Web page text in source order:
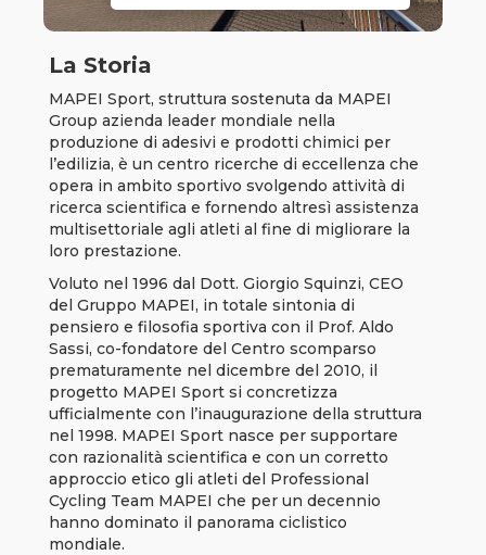
La Storia
MAPEI Sport, struttura sostenuta da MAPEI
Group azienda leader mondiale nella
produzione di adesivi e prodotti chimici per
l’edilizia, è un centro ricerche di eccellenza che
opera in ambito sportivo svolgendo attività di
ricerca scientifica e fornendo altresì assistenza
multisettoriale agli atleti al fine di migliorare la
loro prestazione.
Voluto nel 1996 dal Dott. Giorgio Squinzi, CEO
del Gruppo MAPEI, in totale sintonia di
pensiero e filosofia sportiva con il Prof. Aldo
Sassi, co-fondatore del Centro scomparso
prematuramente nel dicembre del 2010, il
progetto MAPEI Sport si concretizza
ufficialmente con l’inaugurazione della struttura
nel 1998. MAPEI Sport nasce per supportare
con razionalità scientifica e con un corretto
approccio etico gli atleti del Professional
Cycling Team MAPEI che per un decennio
hanno dominato il panorama ciclistico
mondiale.